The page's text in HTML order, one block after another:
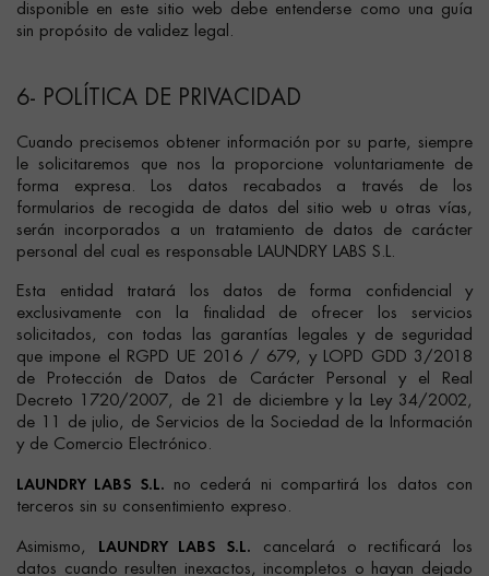
disponible en este sitio web debe entenderse como una guía
sin propósito de validez legal.
6- POLÍTICA DE PRIVACIDAD
Cuando precisemos obtener información por su parte, siempre
le solicitaremos que nos la proporcione voluntariamente de
forma expresa. Los datos recabados a través de los
formularios de recogida de datos del sitio web u otras vías,
serán incorporados a un tratamiento de datos de carácter
personal del cual es responsable LAUNDRY LABS S.L.
Esta entidad tratará los datos de forma confidencial y
exclusivamente con la finalidad de ofrecer los servicios
solicitados, con todas las garantías legales y de seguridad
que impone el RGPD UE 2016 / 679, y LOPD GDD 3/2018
de Protección de Datos de Carácter Personal y el Real
Decreto 1720/2007, de 21 de diciembre y la Ley 34/2002,
de 11 de julio, de Servicios de la Sociedad de la Información
y de Comercio Electrónico.
LAUNDRY LABS S.L. no cederá ni compartirá los datos con
terceros sin su consentimiento expreso.
Asimismo, LAUNDRY LABS S.L. cancelará o rectificará los
datos cuando resulten inexactos, incompletos o hayan dejado